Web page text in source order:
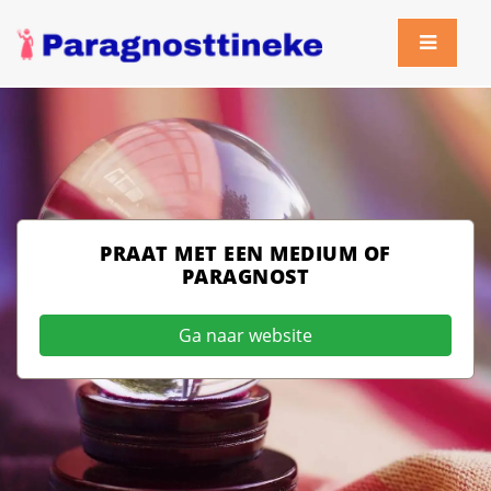
PRAAT MET EEN MEDIUM OF
PARAGNOST
Ga naar website